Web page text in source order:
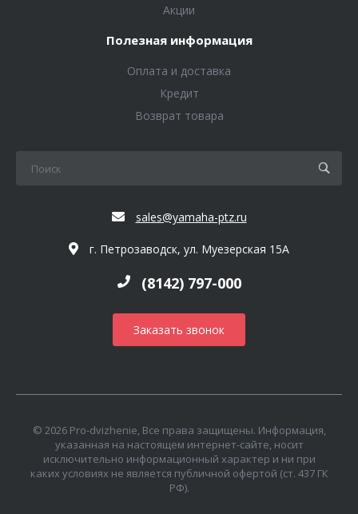
Акции
Полезная информация
Оплата и доставка
Кредит
Возврат товара
sales@yamaha-ptz.ru
г. Петрозаводск, ул. Муезерская 15А
(8142) 797-000
Заказать звонок
© 2026 Pro-dvizhenie, Все права защищены. Информация,
указанная на настоящем интернет-сайте, носит
исключительно информационный характер и ни при
каких условиях не является публичной офертой (ст. 437 ГК
РФ).